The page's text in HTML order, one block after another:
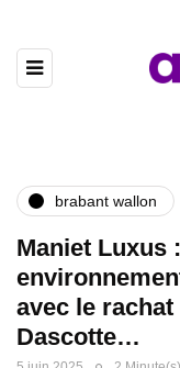
brabant wallon
Maniet Luxus
avec le
Dascotte…